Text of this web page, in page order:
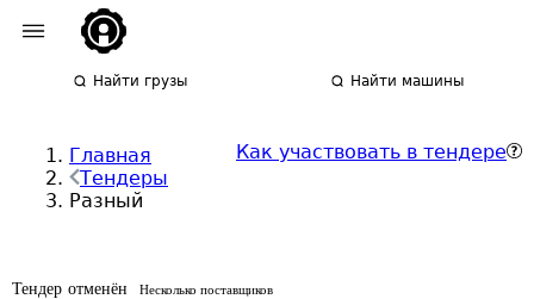
Найти грузы Найти машины
Главная
Тендеры
Разный
Как участвовать в тендере
Тендер отменён Несколько поставщиков